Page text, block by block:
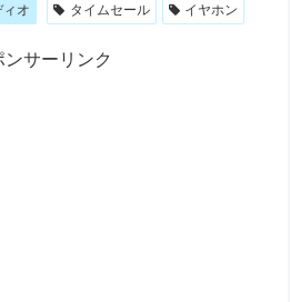
オ タイムセール イヤホン
ンサーリンク